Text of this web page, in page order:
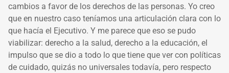
cambios a favor de los derechos de las personas. Yo creo
que en nuestro caso teníamos una articulación clara con lo
que hacía el Ejecutivo. Y me parece que eso se pudo
viabilizar: derecho a la salud, derecho a la educación, el
impulso que se dio a todo lo que tiene que ver con políticas
de cuidado, quizás no universales todavía, pero respecto